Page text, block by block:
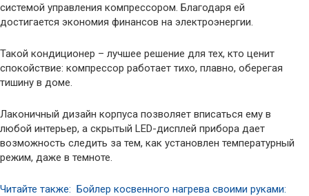
системой управления компрессором. Благодаря ей
достигается экономия финансов на электроэнергии.
Такой кондиционер – лучшее решение для тех, кто ценит
спокойствие: компрессор работает тихо, плавно, оберегая
тишину в доме.
Лаконичный дизайн корпуса позволяет вписаться ему в
любой интерьер, а скрытый LED-дисплей прибора дает
возможность следить за тем, как установлен температурный
режим, даже в темноте.
Читайте также: Бойлер косвенного нагрева своими руками: